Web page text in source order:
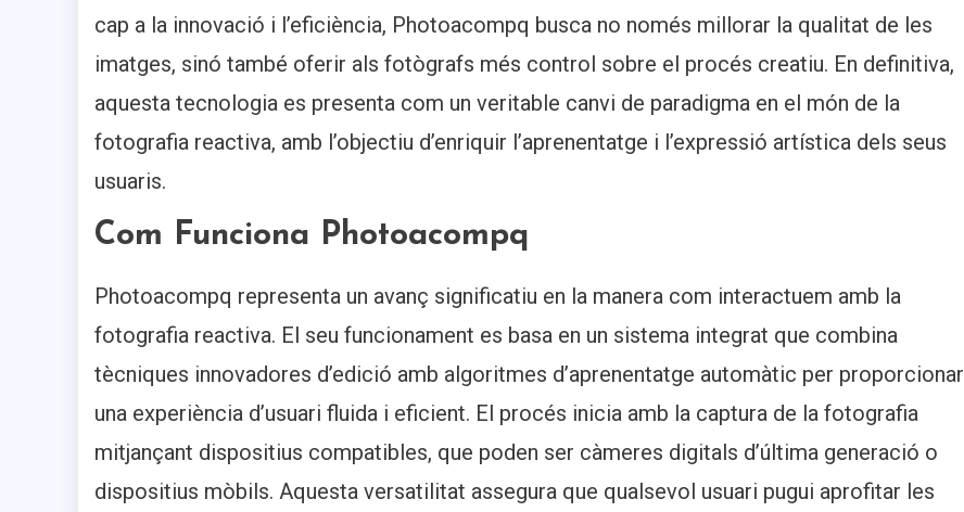
cap a la innovació i l’eficiència, Photoacompq busca no només millorar la qualitat de les
imatges, sinó també oferir als fotògrafs més control sobre el procés creatiu. En definitiva,
aquesta tecnologia es presenta com un veritable canvi de paradigma en el món de la
fotografia reactiva, amb l’objectiu d’enriquir l’aprenentatge i l’expressió artística dels seus
usuaris.
Com Funciona Photoacompq
Photoacompq representa un avanç significatiu en la manera com interactuem amb la
fotografia reactiva. El seu funcionament es basa en un sistema integrat que combina
tècniques innovadores d’edició amb algoritmes d’aprenentatge automàtic per proporcionar
una experiència d’usuari fluida i eficient. El procés inicia amb la captura de la fotografia
mitjançant dispositius compatibles, que poden ser càmeres digitals d’última generació o
dispositius mòbils. Aquesta versatilitat assegura que qualsevol usuari pugui aprofitar les